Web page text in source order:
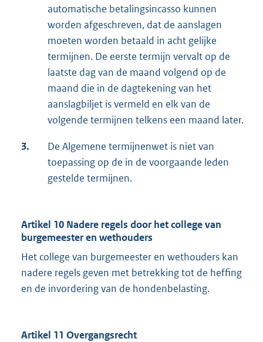
automatische betalingsincasso kunnen
worden afgeschreven, dat de aanslagen
moeten worden betaald in acht gelijke
termijnen. De eerste termijn vervalt op de
laatste dag van de maand volgend op de
maand die in de dagtekening van het
aanslagbiljet is vermeld en elk van de
volgende termijnen telkens een maand later.
3.
De Algemene termijnenwet is niet van
toepassing op de in de voorgaande leden
gestelde termijnen.
Artikel 10 Nadere regels door het college van
burgemeester en wethouders
Het college van burgemeester en wethouders kan
nadere regels geven met betrekking tot de heffing
en de invordering van de hondenbelasting.
Artikel 11 Overgangsrecht